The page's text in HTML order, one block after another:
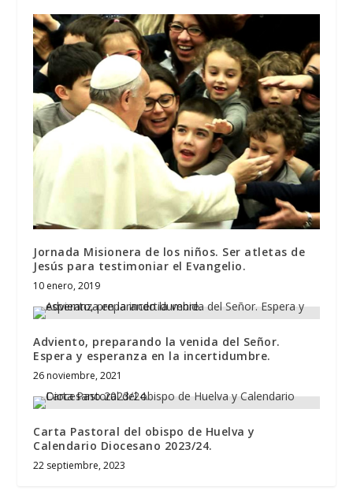
Jornada Misionera de los niños. Ser atletas de
Jesús para testimoniar el Evangelio.
10 enero, 2019
Adviento, preparando la venida del Señor.
Espera y esperanza en la incertidumbre.
26 noviembre, 2021
Carta Pastoral del obispo de Huelva y
Calendario Diocesano 2023/24.
22 septiembre, 2023